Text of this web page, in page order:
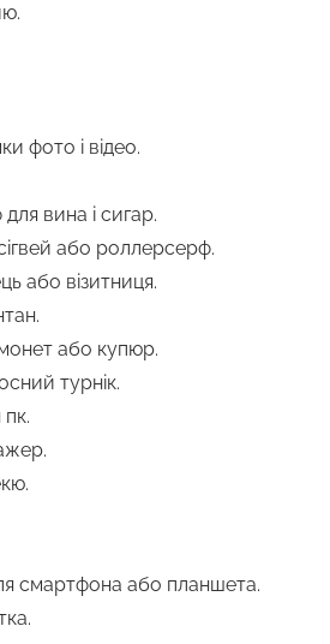
фото і відео.
вина і сигар.
або роллерсерф.
або візитниця.
або купюр.
турнік.
пк.
смартфона або планшета.